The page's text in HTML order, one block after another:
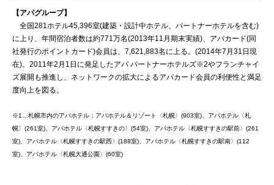
【アパグループ】
全国281ホテル45,396室(建築・設計中ホテル、パートナーホテルを含む)
に上り、年間宿泊者数は約771万名(2013年11月期末実績)、アパカード(同
社発行のポイントカード)会員は、7,621,883名に上る。(2014年7月31日現
在)。2011年2月1日に発足したアパ パートナーホテルズ※2やフランチャイ
ズ展開も推進し、ネットワークの拡大によるアパカード会員の利便性と満足
度向上を図る。
※1…札幌市内のアパホテル：アパホテル＆リゾート〈札幌〉(903室)、アパホテル〈札
幌〉(261室)、アパホテル〈札幌すすきの〉(54室)、アパホテル〈札幌すすきの駅前〉(261
室)、アパホテル〈札幌すすきの駅西〉(188室)、アパホテル〈札幌すすきの駅南〉(112
室)、アパホテル〈札幌大通公園〉(60室)